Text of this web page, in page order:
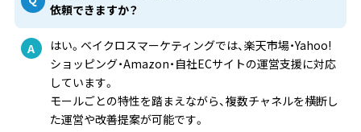
依頼できますか？
はい。ベイクロスマーケティングでは、楽天市場・Yahoo!
ショッピング・Amazon・自社ECサイトの運営支援に対応
しています。
モールごとの特性を踏まえながら、複数チャネルを横断し
た運営や改善提案が可能です。